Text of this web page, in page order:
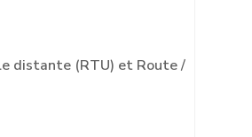
distante (RTU) et Route /